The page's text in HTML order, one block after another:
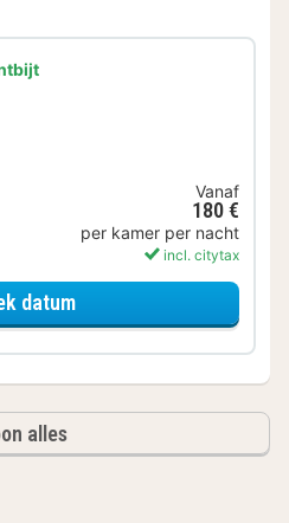
Vanaf
180 €
per kamer per nacht
incl. citytax
datumvoor Deluxe
alles